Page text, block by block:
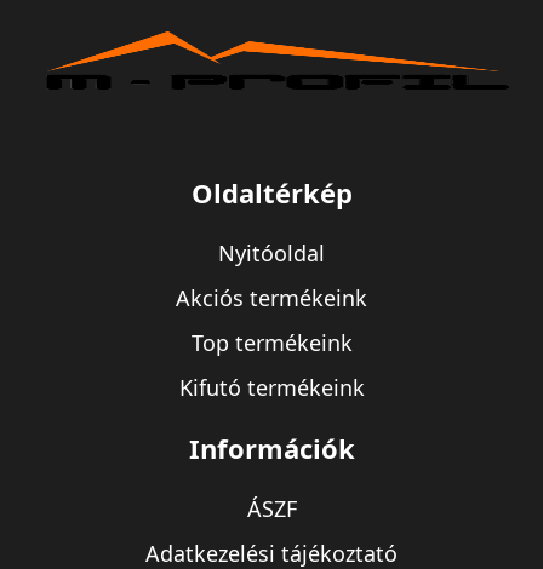
Oldaltérkép
Nyitóoldal
Akciós termékeink
Top termékeink
Kifutó termékeink
Információk
ÁSZF
Adatkezelési tájékoztató